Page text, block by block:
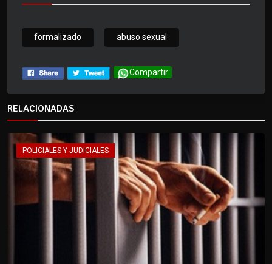
formalizado abuso sexual
Compartir
RELACIONADAS
POLICIALES Y JUDICIALES